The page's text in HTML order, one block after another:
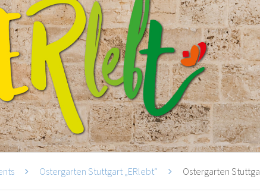
Ostergarten Stuttgart „ERlebt“ Ostergarten